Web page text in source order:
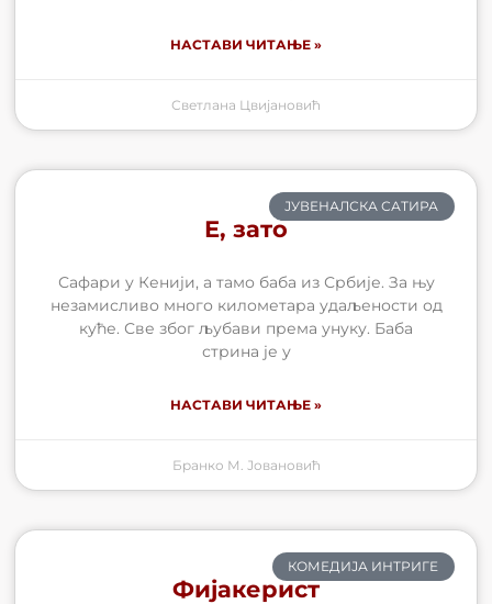
НАСТАВИ ЧИТАЊЕ »
Светлана Цвијановић
ЈУВЕНАЛСКА САТИРА
Е, зато
Сафари у Кенији, а тамо баба из Србије. За њу
незамисливо много километара удаљености од
куће. Све због љубави према унуку. Баба
стрина је у
НАСТАВИ ЧИТАЊЕ »
Бранко М. Јовановић
КОМЕДИЈА ИНТРИГЕ
Фијакерист